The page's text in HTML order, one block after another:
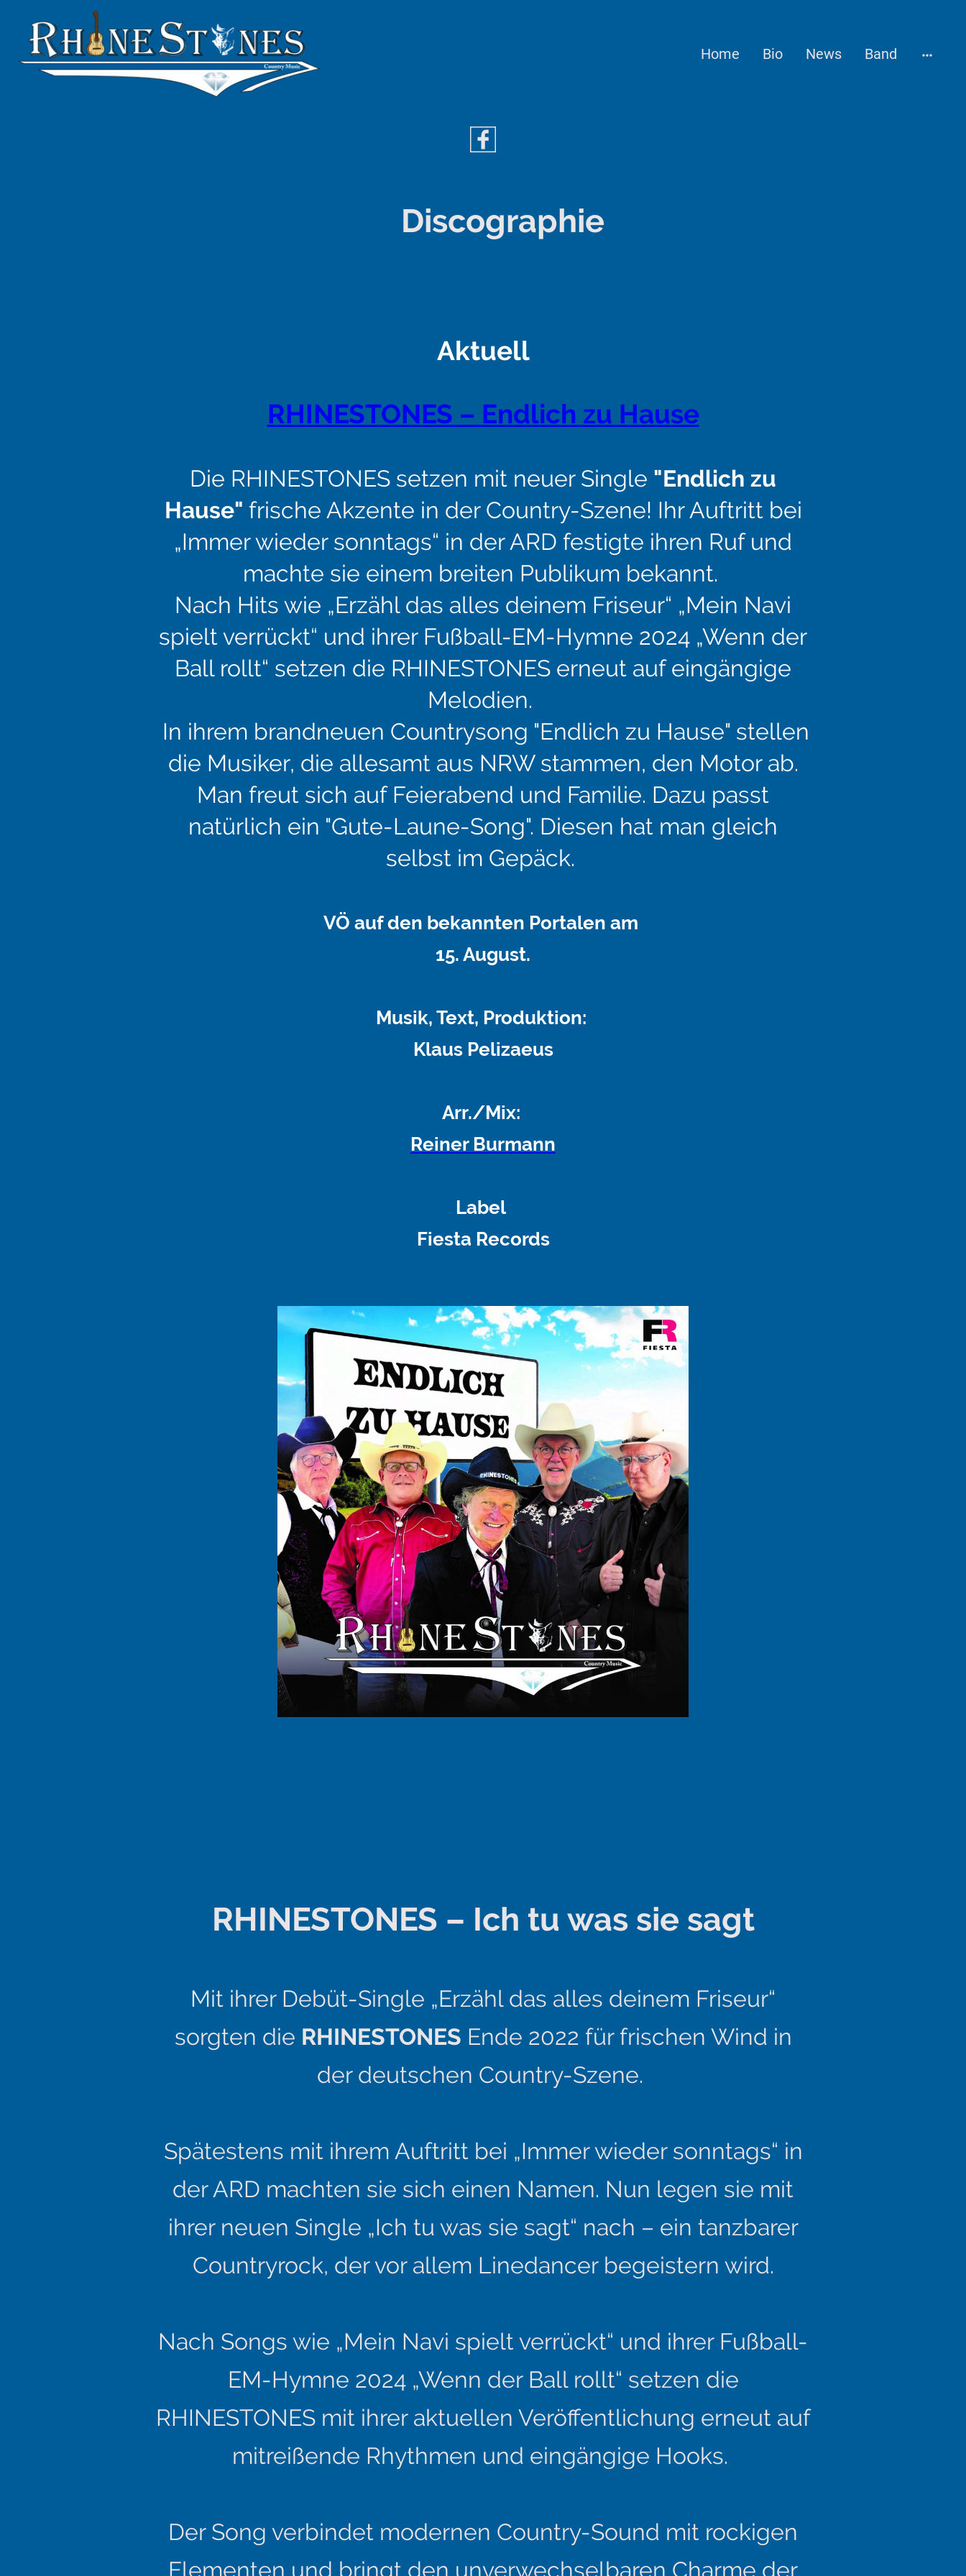
Home Bio News Band
Discographie
Aktuell
RHINESTONES – Endlich zu Hause
Die RHINESTONES setzen mit neuer Single "Endlich zu
Hause" frische Akzente in der Country-Szene! Ihr Auftritt bei
„Immer wieder sonntags“ in der ARD festigte ihren Ruf und
machte sie einem breiten Publikum bekannt.
Nach Hits wie „Erzähl das alles deinem Friseur“ „Mein Navi
spielt verrückt“ und ihrer Fußball-EM-Hymne 2024 „Wenn der
Ball rollt“ setzen die RHINESTONES erneut auf eingängige
Melodien.
In ihrem brandneuen Countrysong "Endlich zu Hause" stellen
die Musiker, die allesamt aus NRW stammen, den Motor ab.
Man freut sich auf Feierabend und Familie. Dazu passt
natürlich ein "Gute-Laune-Song". Diesen hat man gleich
selbst im Gepäck.
VÖ auf den bekannten Portalen am
15. August.
Musik, Text, Produktion:
Klaus Pelizaeus
Arr./Mix:
Reiner Burmann
Label
Fiesta Records
RHINESTONES – Ich tu was sie sagt
Mit ihrer Debüt-Single „Erzähl das alles deinem Friseur“
sorgten die RHINESTONES Ende 2022 für frischen Wind in
der deutschen Country-Szene.
Spätestens mit ihrem Auftritt bei „Immer wieder sonntags“ in
der ARD machten sie sich einen Namen. Nun legen sie mit
ihrer neuen Single „Ich tu was sie sagt“ nach – ein tanzbarer
Countryrock, der vor allem Linedancer begeistern wird.
Nach Songs wie „Mein Navi spielt verrückt“ und ihrer Fußball-
EM-Hymne 2024 „Wenn der Ball rollt“ setzen die
RHINESTONES mit ihrer aktuellen Veröffentlichung erneut auf
mitreißende Rhythmen und eingängige Hooks.
Der Song verbindet modernen Country-Sound mit rockigen
Elementen und bringt den unverwechselbaren Charme der